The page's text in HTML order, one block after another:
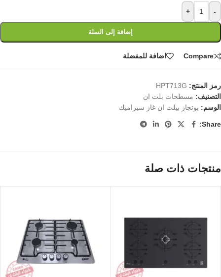
-
+
إضافة إلى السلة
Compare اضافة للمفضلة
رمز المنتج: HPT713G
التصنيف: مسطحات بلت ان
الوسم: بوتجاز بيلت ان غاز سيراميك
Share:
منتجات ذات صلة